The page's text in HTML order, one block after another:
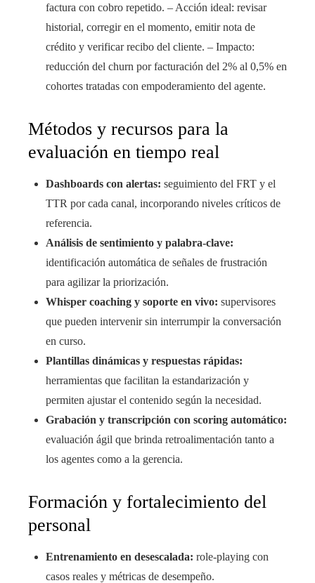
factura con cobro repetido. – Acción ideal: revisar
historial, corregir en el momento, emitir nota de
crédito y verificar recibo del cliente. – Impacto:
reducción del churn por facturación del 2% al 0,5% en
cohortes tratadas con empoderamiento del agente.
Métodos y recursos para la
evaluación en tiempo real
Dashboards con alertas: seguimiento del FRT y el
TTR por cada canal, incorporando niveles críticos de
referencia.
Análisis de sentimiento y palabra-clave:
identificación automática de señales de frustración
para agilizar la priorización.
Whisper coaching y soporte en vivo: supervisores
que pueden intervenir sin interrumpir la conversación
en curso.
Plantillas dinámicas y respuestas rápidas:
herramientas que facilitan la estandarización y
permiten ajustar el contenido según la necesidad.
Grabación y transcripción con scoring automático:
evaluación ágil que brinda retroalimentación tanto a
los agentes como a la gerencia.
Formación y fortalecimiento del
personal
Entrenamiento en desescalada: role-playing con
casos reales y métricas de desempeño.